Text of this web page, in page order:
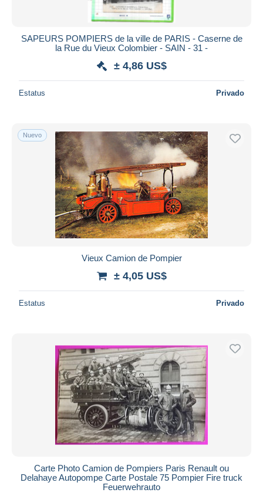
SAPEURS POMPIERS de la ville de PARIS - Caserne de
la Rue du Vieux Colombier - SAIN - 31 -
± 4,86 US$
Estatus Privado
Nuevo
Vieux Camion de Pompier
± 4,05 US$
Estatus Privado
Carte Photo Camion de Pompiers Paris Renault ou
Delahaye Autopompe Carte Postale 75 Pompier Fire truck
Feuerwehrauto